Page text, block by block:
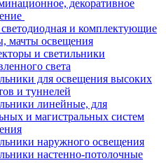
декоративное
и комплектующие
мачты освещения
и светильники
света
для освещения высоких
и туннелей
линейные, для
и магистральных систем
наружного освещения
настенно-потолочные